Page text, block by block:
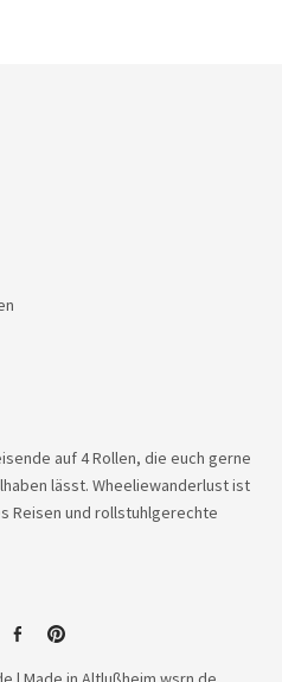
auf 4 Rollen, die euch gerne
lässt. Wheeliewanderlust ist
Reisen und rollstuhlgerechte
facebook